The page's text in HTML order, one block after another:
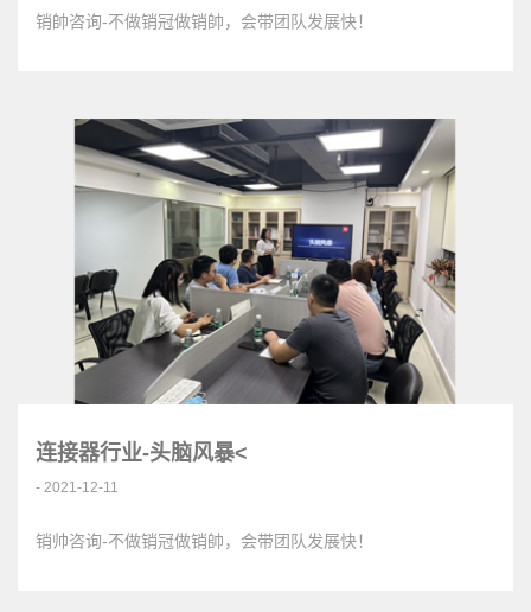
销帥咨询-不做销冠做销帥，会带团队发展快！
连接器行业-头脑风暴<
- 2021-12-11
销帅咨询-不做销冠做销帥，会带团队发展快！